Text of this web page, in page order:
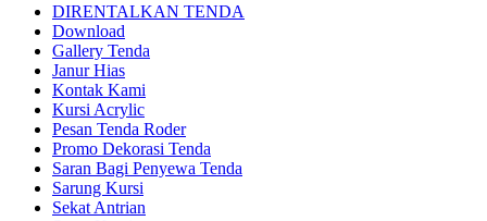
DIRENTALKAN TENDA
Download
Gallery Tenda
Janur Hias
Kontak Kami
Kursi Acrylic
Pesan Tenda Roder
Promo Dekorasi Tenda
Saran Bagi Penyewa Tenda
Sarung Kursi
Sekat Antrian